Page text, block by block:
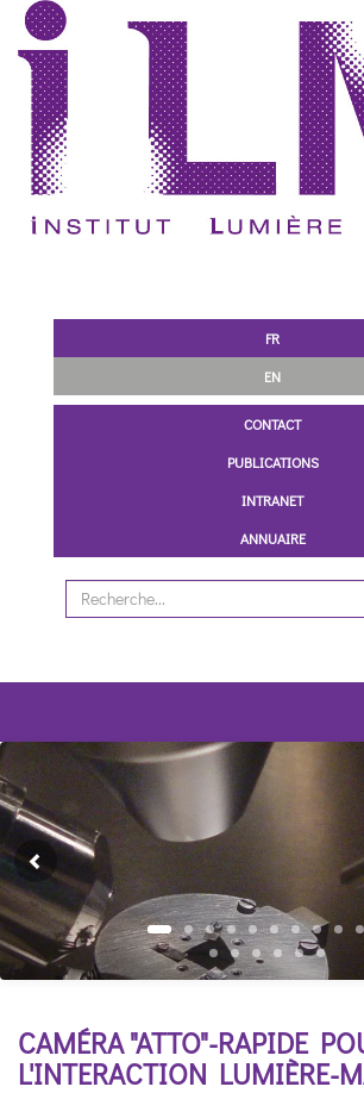
FR
EN
CONTACT
PUBLICATIONS
INTRANET
ANNUAIRE
Previous
CAMÉRA "ATTO"-RAPIDE
L'INTERACTION LUMIÈRE-